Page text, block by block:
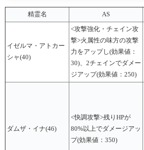
精霊名 AS
イゼルマ・アトカー
シャ(40)
<攻撃強化・チェイン攻
撃>火属性の味方の攻撃
力をアップし(効果値：
30)、2チェインでダメー
ジアップ(効果値：250)
ダムザ・イナ(46)
<快調攻撃>残りHPが
80%以上でダメージアッ
プ(効果値：350)